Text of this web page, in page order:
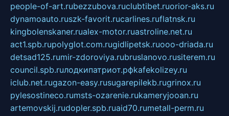
people-of-art.rubezzubova.ruclubtibet.ruorior-aks.ru
dynamoauto.ruszk-favorit.rucarlines.ruflatnsk.ru
kingbolenskaner.rualex-motor.ruastroline.net.ru
act1.spb.rupolyglot.com.rugidlipetsk.ruooo-driada.ru
detsad125.rumir-zdoroviya.rubruslanovo.rusiterem.ru
council.spb.ruлодкипатриот.рфkafekolizey.ru
iclub.net.rugazon-easy.rusugarepilekb.rugrinox.ru
pylesostineco.rumsts-ozarenie.rukameryjooan.ru
artemovskij.rudopler.spb.ruaid70.rumetall-perm.ru